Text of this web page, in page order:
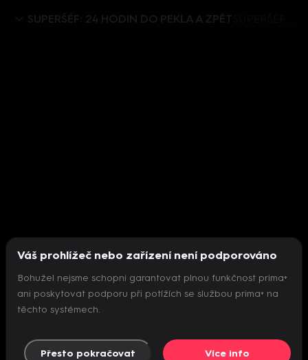
SUPERŠÉF: 24 HODIN DO PEKLA A ZPĚT
Nepodařilo se inicializovat přehrávač
Váš prohlížeč nebo zařízení není podporováno
Bohužel nejsme schopni garantovat plnou funkčnost prima+
ani poskytovat podporu při potížích se službou prima+ na
těchto systémech.
Přesto pokračovat Více info